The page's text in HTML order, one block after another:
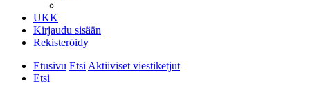
UKK
Kirjaudu sisään
Rekisteröidy
Etusivu EtsiAktiiviset viestiketjut
Etsi